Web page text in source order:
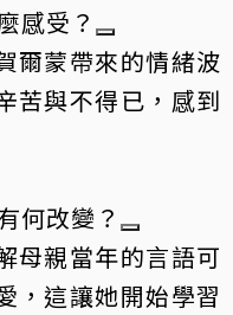
感受？
爾蒙帶來的情緒波
苦與不得已，感到
何改變？
母親當年的言語可
，這讓她開始學習